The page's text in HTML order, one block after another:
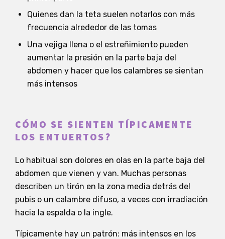
Quienes dan la teta suelen notarlos con más
frecuencia alrededor de las tomas
Una vejiga llena o el estreñimiento pueden
aumentar la presión en la parte baja del
abdomen y hacer que los calambres se sientan
más intensos
CÓMO SE SIENTEN TÍPICAMENTE
LOS ENTUERTOS?
Lo habitual son dolores en olas en la parte baja del
abdomen que vienen y van. Muchas personas
describen un tirón en la zona media detrás del
pubis o un calambre difuso, a veces con irradiación
hacia la espalda o la ingle.
Típicamente hay un patrón: más intensos en los